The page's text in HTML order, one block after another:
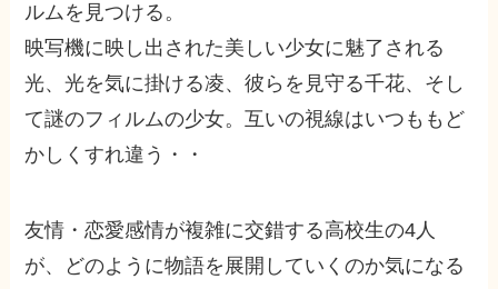
ルムを見つける。
映写機に映し出された美しい少女に魅了される
光、光を気に掛ける凌、彼らを見守る千花、そし
て謎のフィルムの少女。互いの視線はいつももど
かしくすれ違う・・
友情・恋愛感情が複雑に交錯する高校生の4人
が、どのように物語を展開していくのか気になる